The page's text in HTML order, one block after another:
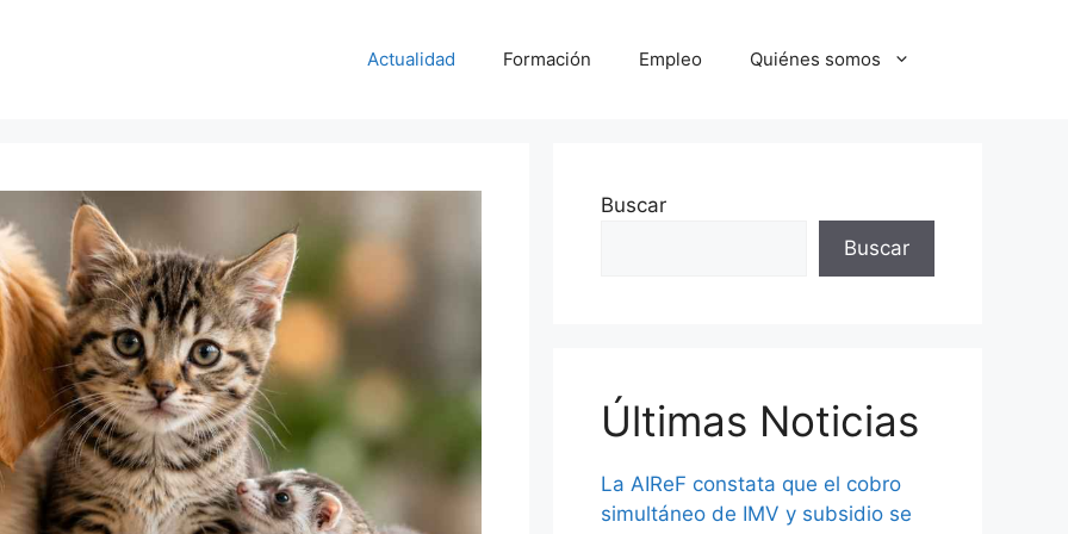
Actualidad Formación Empleo Quiénes somos
Buscar
Buscar
Últimas Noticias
La AIReF constata que el cobro
simultáneo de IMV y subsidio se